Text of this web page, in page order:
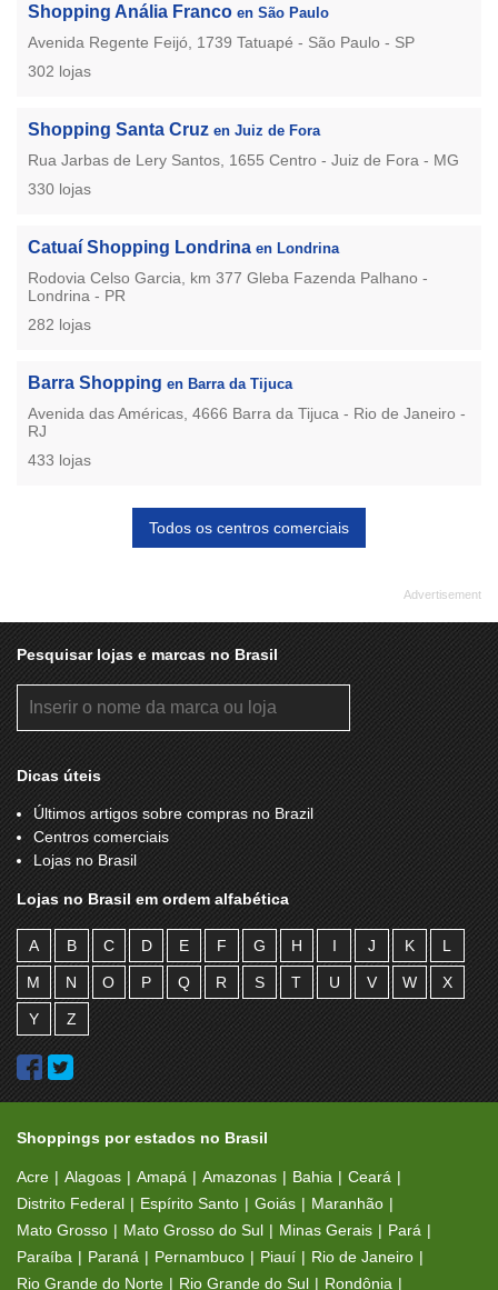
Shopping Anália Franco en São Paulo
Avenida Regente Feijó, 1739 Tatuapé - São Paulo - SP
302 lojas
Shopping Santa Cruz en Juiz de Fora
Rua Jarbas de Lery Santos, 1655 Centro - Juiz de Fora - MG
330 lojas
Catuaí Shopping Londrina en Londrina
Rodovia Celso Garcia, km 377 Gleba Fazenda Palhano -
Londrina - PR
282 lojas
Barra Shopping en Barra da Tijuca
Avenida das Américas, 4666 Barra da Tijuca - Rio de Janeiro -
RJ
433 lojas
Todos os centros comerciais
Pesquisar lojas e marcas no Brasil
Dicas úteis
Últimos artigos sobre compras no Brazil
Centros comerciais
Lojas no Brasil
Lojas no Brasil em ordem alfabética
A B C D E F G H I J K L
M N O P Q R S T U V W X
Y Z
Shoppings por estados no Brasil
Acre Alagoas Amapá Amazonas Bahia
Ceará
Distrito Federal
Espírito Santo Goiás
Maranhão
Mato Grosso
Mato Grosso do Sul Minas Gerais
Pará
Paraíba
Paraná Pernambuco Piauí
Rio de Janeiro
Rio Grande do Norte
Rio Grande do Sul Rondônia